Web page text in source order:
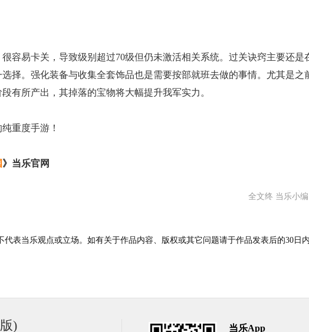
易卡关，导致级别超过70级但仍未激活相关系统。过关诀窍主要还是
择。强化装备与收集全套饰品也是需要按部就班去做的事情。尤其是之
有所产出，其掉落的宝物将大幅提升我军实力。
重度手游！
》当乐官网
全文终 当乐小
表当乐观点或立场。如有关于作品内容、版权或其它问题请于作品发表后的30日
) 当乐App